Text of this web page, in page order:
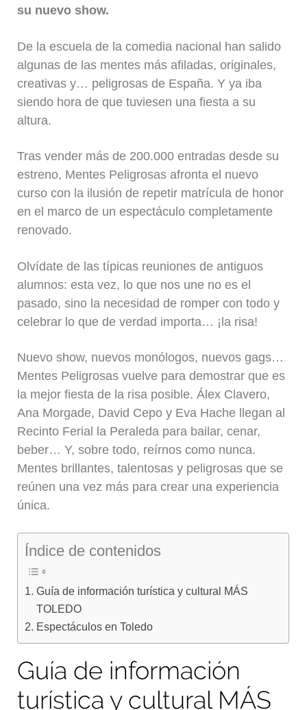
su nuevo show.
De la escuela de la comedia nacional han salido
algunas de las mentes más afiladas, originales,
creativas y… peligrosas de España. Y ya iba
siendo hora de que tuviesen una fiesta a su
altura.
Tras vender más de 200.000 entradas desde su
estreno, Mentes Peligrosas afronta el nuevo
curso con la ilusión de repetir matrícula de honor
en el marco de un espectáculo completamente
renovado.
Olvídate de las típicas reuniones de antiguos
alumnos: esta vez, lo que nos une no es el
pasado, sino la necesidad de romper con todo y
celebrar lo que de verdad importa… ¡la risa!
Nuevo show, nuevos monólogos, nuevos gags…
Mentes Peligrosas vuelve para demostrar que es
la mejor fiesta de la risa posible. Álex Clavero,
Ana Morgade, David Cepo y Eva Hache llegan al
Recinto Ferial la Peraleda para bailar, cenar,
beber… Y, sobre todo, reírnos como nunca.
Mentes brillantes, talentosas y peligrosas que se
reúnen una vez más para crear una experiencia
única.
Índice de contenidos
Guía de información turística y cultural MÁS
TOLEDO
Espectáculos en Toledo
Guía de información
turística y cultural MÁS